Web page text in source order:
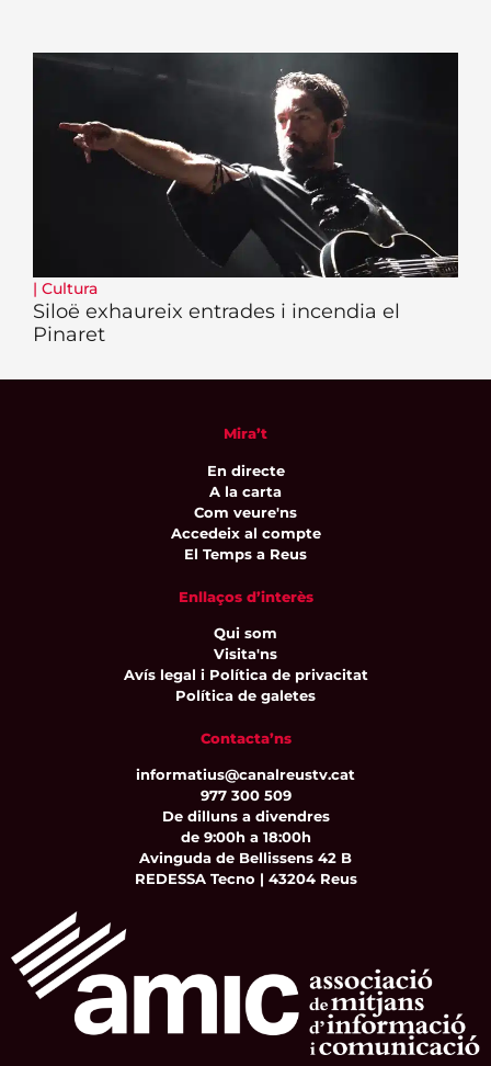
| Cultura
Siloë exhaureix entrades i incendia el
Pinaret
Mira’t
En directe
A la carta
Com veure'ns
Accedeix al compte
El Temps a Reus
Enllaços d’interès
Qui som
Visita'ns
Avís legal i Política de privacitat
Política de galetes
Contacta’ns
informatius@canalreustv.cat
977 300 509
De dilluns a divendres
de 9:00h a 18:00h
Avinguda de Bellissens 42 B
REDESSA Tecno | 43204 Reus